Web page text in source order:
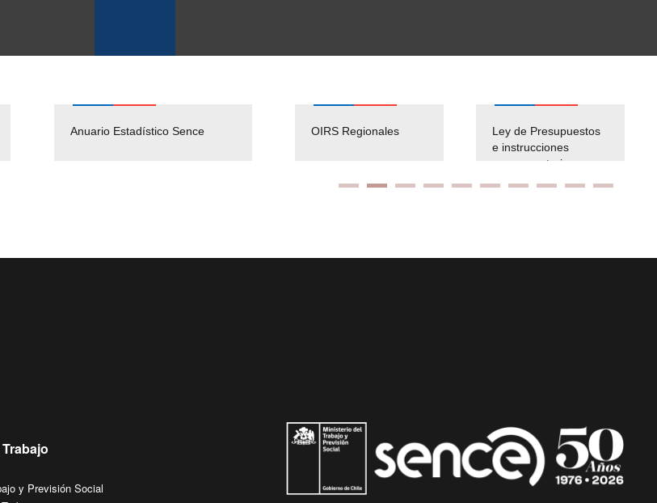
Anuario Estadístico Sence
Solicitud Audiencias y
OIRS Regionales
Ley de Presupuestos
e instrucciones
presuspuetarias
y Previsión Social